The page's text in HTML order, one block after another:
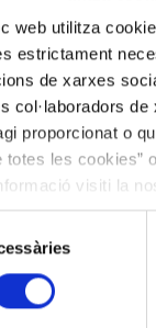
web utilitza
estrictament
de xarxes
col·laboradors
proporcionat o
totes les
visiti la
en qualsevol
Mayuzumi.